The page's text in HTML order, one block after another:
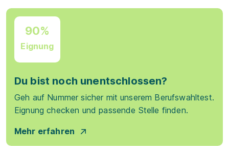
90%
Eignung
Du bist noch unentschlossen?
Geh auf Nummer sicher mit unserem Berufswahltest.
Eignung checken und passende Stelle finden.
Mehr erfahren